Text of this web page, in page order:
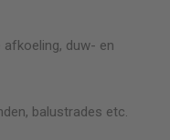
duw- en
balustrades etc.